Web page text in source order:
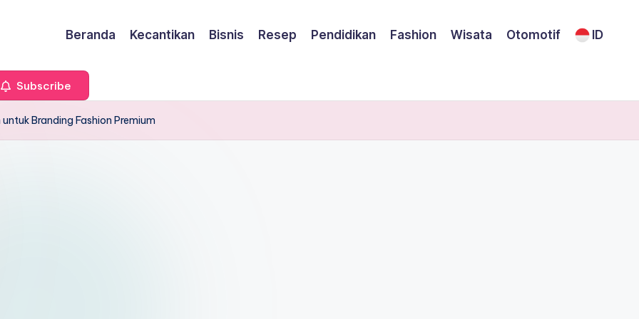
Beranda Kecantikan Bisnis Resep Pendidikan Fashion Wisata Otomotif ID
Subscribe
Branding Fashion Premium